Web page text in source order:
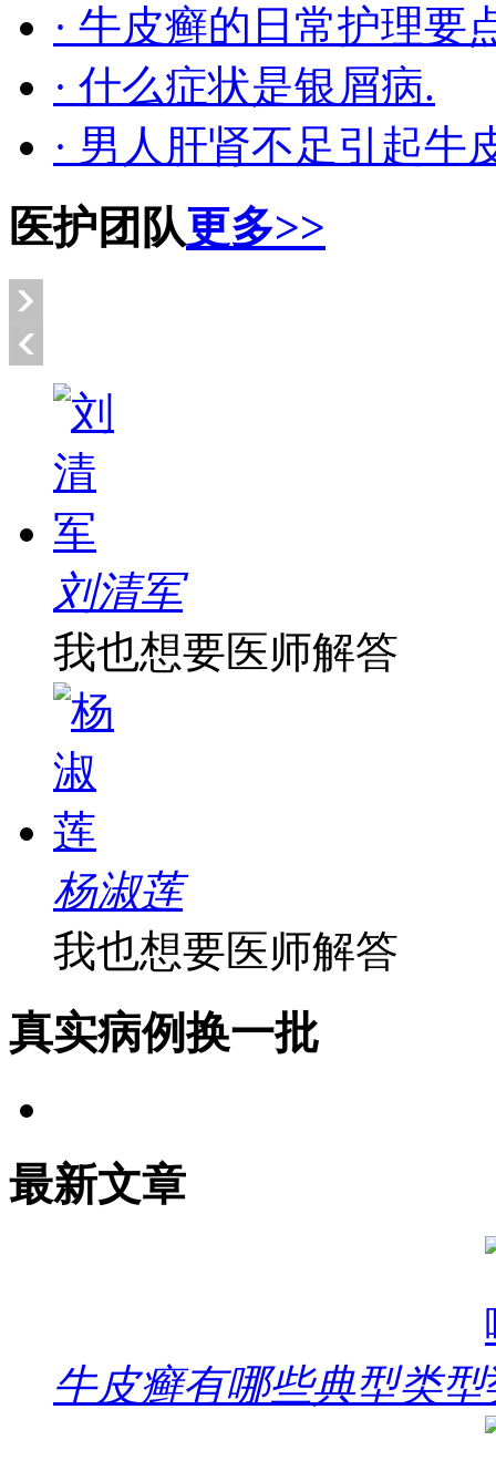
· 牛皮癣的日常护理要
· 什么症状是银屑病.
· 男人肝肾不足引起牛
医护团队更多>>
刘清军
我也想要医师解答
杨淑莲
我也想要医师解答
真实病例换一批
最新文章
牛皮癣有哪些典型类型